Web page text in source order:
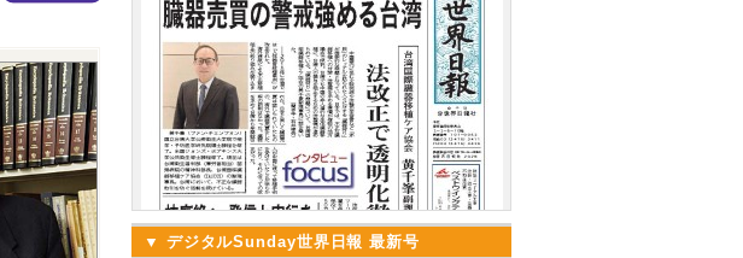
▼ デジタルSunday世界日報 最新号